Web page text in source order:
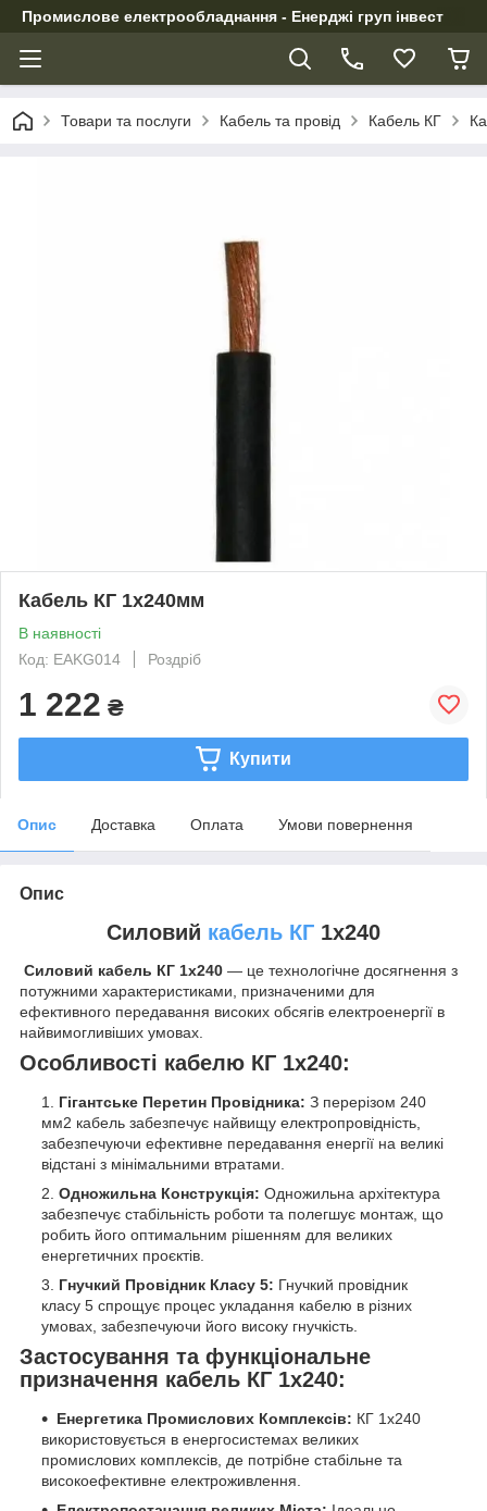
Промислове електрообладнання - Енерджі груп інвест
Товари та послуги Кабель та провід Кабель КГ
Кабель КГ 1х240мм
В наявності
Код: EAKG014
Роздріб
1 222 ₴
Купити
Опис Доставка Оплата Умови повернення
Опис
Силовий кабель КГ 1х240
Силовий кабель КГ 1х240 — це технологічне досягнення з
потужними характеристиками, призначеними для
ефективного передавання високих обсягів електроенергії в
найвимогливіших умовах.
Особливості кабелю КГ 1х240:
Гігантське Перетин Провідника: З перерізом 240
мм2 кабель забезпечує найвищу електропровідність,
забезпечуючи ефективне передавання енергії на великі
відстані з мінімальними втратами.
Одножильна Конструкція: Одножильна архітектура
забезпечує стабільність роботи та полегшує монтаж, що
робить його оптимальним рішенням для великих
енергетичних проєктів.
Гнучкий Провідник Класу 5: Гнучкий провідник
класу 5 спрощує процес укладання кабелю в різних
умовах, забезпечуючи його високу гнучкість.
Застосування та функціональне
призначення кабель КГ 1х240:
Енергетика Промислових Комплексів: КГ 1х240
використовується в енергосистемах великих
промислових комплексів, де потрібне стабільне та
високоефективне електроживлення.